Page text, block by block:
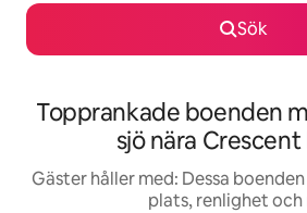
Sök
Topprankade boenden
sjö nära Crescent
Gäster håller med: Dessa
plats, renlighet och